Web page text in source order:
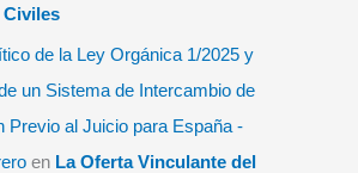
de la Ley Orgánica 1/2025 y
un Sistema de Intercambio de
Previo al Juicio para España -
en La Oferta Vinculante del